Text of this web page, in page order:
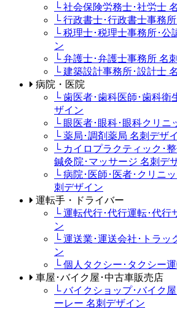
└ 社会保険労務士･社労士
└ 行政書士･行政書士事務
└ 税理士･税理士事務所･公
ン
└ 弁護士･弁護士事務所 名
└ 建築設計事務所･設計士
病院・医院
└ 歯医者･歯科医師･歯科衛
ザイン
└ 眼医者･眼科･眼科クリニ
└ 薬局･調剤薬局 名刺デザ
└ カイロプラクティック･
鍼灸院･マッサージ 名刺デ
└ 病院･医師･医者･クリニ
刺デザイン
運転手・ドライバー
└ 運転代行･代行運転･代行
ン
└ 運送業･運送会社･トラッ
ン
└ 個人タクシー･タクシー
車屋･バイク屋･中古車販売店
└ バイクショップ･バイク
ーレー 名刺デザイン